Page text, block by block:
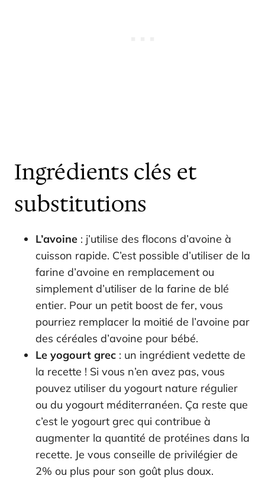
Ingrédients clés et
substitutions
L’avoine : j’utilise des flocons d’avoine à
cuisson rapide. C’est possible d’utiliser de la
farine d’avoine en remplacement ou
simplement d’utiliser de la farine de blé
entier. Pour un petit boost de fer, vous
pourriez remplacer la moitié de l’avoine par
des céréales d’avoine pour bébé.
Le yogourt grec : un ingrédient vedette de
la recette ! Si vous n’en avez pas, vous
pouvez utiliser du yogourt nature régulier
ou du yogourt méditerranéen. Ça reste que
c’est le yogourt grec qui contribue à
augmenter la quantité de protéines dans la
recette. Je vous conseille de privilégier de
2% ou plus pour son goût plus doux.